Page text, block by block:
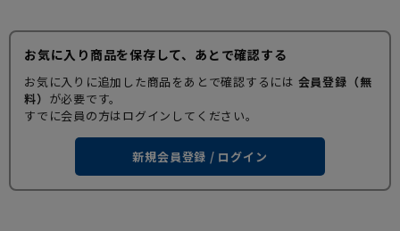
お気に入り商品を保存して、あとで確認する
お気に入りに追加した商品をあとで確認するには 会員登録（無
料） が必要です。
すでに会員の方はログインしてください。
新規会員登録 / ログイン